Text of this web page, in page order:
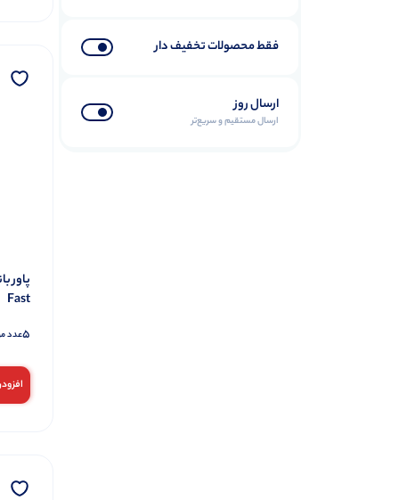
فقط محصولات تخفیف دار
ارسال روز
ارسال مستقیم و سریع‌تر
Fast
5عدد